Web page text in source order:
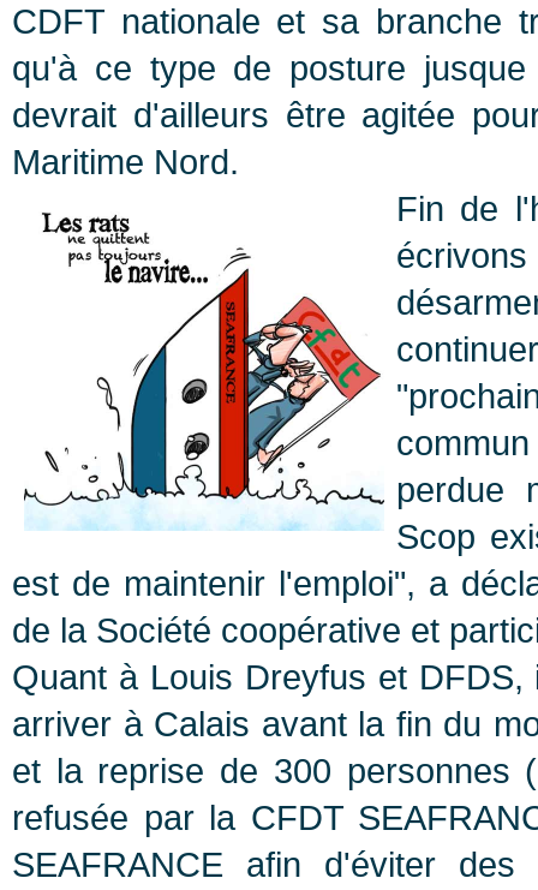
CDFT nationale et sa branche
qu'à ce type de posture
devrait d'ailleurs être agitée
Maritime Nord.
Fin de
perdue
Scop
est de maintenir l'emploi", a
de la Société coopérative et
Quant à Louis Dreyfus et
arriver à Calais avant la fin du
et la reprise de 300 personnes
refusée par la CFDT
SEAFRANCE afin d'éviter